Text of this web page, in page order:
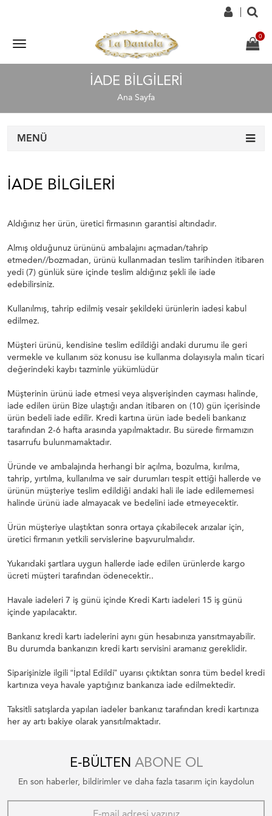
İADE BILGILERI
Ana Sayfa
MENÜ
İADE BILGILERI
Aldığınız her ürün, üretici firmasının garantisi altındadır.
Almış olduğunuz ürününü ambalajını açmadan/tahrip
etmeden//bozmadan, ürünü kullanmadan teslim tarihinden itibaren
yedi (7) günlük süre içinde teslim aldığınız şekli ile iade
edebilirsiniz.
Kullanılmış, tahrip edilmiş vesair şekildeki ürünlerin iadesi kabul
edilmez.
Müşteri ürünü, kendisine teslim edildiği andaki durumu ile geri
vermekle ve kullanım söz konusu ise kullanma dolayısıyla malın ticari
değerindeki kaybı tazminle yükümlüdür
Müşterinin ürünü iade etmesi veya alışverişinden cayması halinde,
iade edilen ürün Bize ulaştığı andan itibaren on (10) gün içerisinde
ürün bedeli iade edilir. Kredi kartına ürün iade bedeli bankanız
tarafından 2-6 hafta arasında yapılmaktadır. Bu sürede firmamızın
tasarrufu bulunmamaktadır.
Üründe ve ambalajında herhangi bir açılma, bozulma, kırılma,
tahrip, yırtılma, kullanılma ve sair durumları tespit ettiği hallerde ve
ürünün müşteriye teslim edildiği andaki hali ile iade edilememesi
halinde ürünü iade almayacak ve bedelini iade etmeyecektir.
Ürün müşteriye ulaştıktan sonra ortaya çıkabilecek arızalar için,
üretici firmanın yetkili servislerine başvurulmalıdır.
Yukarıdaki şartlara uygun hallerde iade edilen ürünlerde kargo
ücreti müşteri tarafından ödenecektir..
Havale iadeleri 7 iş günü içinde Kredi Kartı iadeleri 15 iş günü
içinde yapılacaktır.
Bankanız kredi kartı iadelerini aynı gün hesabınıza yansıtmayabilir.
Bu durumda bankanızın kredi kartı servisini aramanız gereklidir.
Siparişinizle ilgili “İptal Edildi” uyarısı çıktıktan sonra tüm bedel kredi
kartınıza veya havale yaptığınız bankanıza iade edilmektedir.
Taksitli satışlarda yapılan iadeler bankanız tarafından kredi kartınıza
her ay artı bakiye olarak yansıtılmaktadır.
E-BÜLTEN ABONE OL
En son haberler, bildirimler ve daha fazla tasarım için kaydolun